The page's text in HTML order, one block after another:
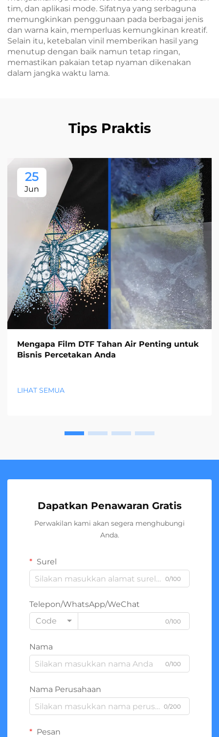
tim, dan aplikasi mode. Sifatnya yang serbaguna
memungkinkan penggunaan pada berbagai jenis
dan warna kain, memperluas kemungkinan kreatif.
Selain itu, ketebalan vinil memberikan hasil yang
menutup dengan baik namun tetap ringan,
memastikan pakaian tetap nyaman dikenakan
dalam jangka waktu lama.
Tips Praktis
25
Jun
Mengapa Film DTF Tahan Air Penting untuk
Bisnis Percetakan Anda
LIHAT SEMUA
Dapatkan Penawaran Gratis
Perwakilan kami akan segera menghubungi
Anda.
Surel
0/100
Telepon/WhatsApp/WeChat
Code
0/100
Nama
0/100
Nama Perusahaan
0/200
Pesan